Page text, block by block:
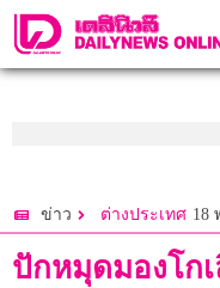
ข่าว ต่างประเทศ 18
ปักหมุดมองโก